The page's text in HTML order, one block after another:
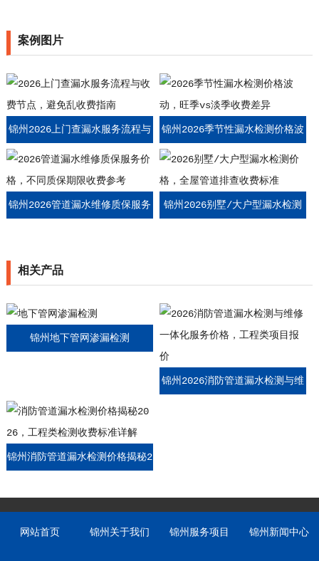
案例图片
锦州2026上门查漏水服务流程与
收费节点，避免乱收费指南
锦州2026季节性漏水检测价格波
动，旺季vs淡季收费差异
锦州2026管道漏水维修质保服务 锦州2026别墅/大户型漏水检测
相关产品
锦州地下管网渗漏检测
锦州2026消防管道漏水检测与维
锦州消防管道漏水检测价格揭秘2
网站首页 锦州关于我们 锦州服务项目 锦州新闻中心